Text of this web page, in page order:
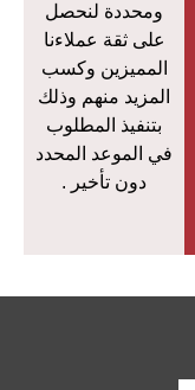
ومحددة لنحصل
على ثقة عملاءنا
المميزين وكسب
المزيد منهم وذلك
بتنفيذ المطلوب
في الموعد المحدد
دون تأخير .